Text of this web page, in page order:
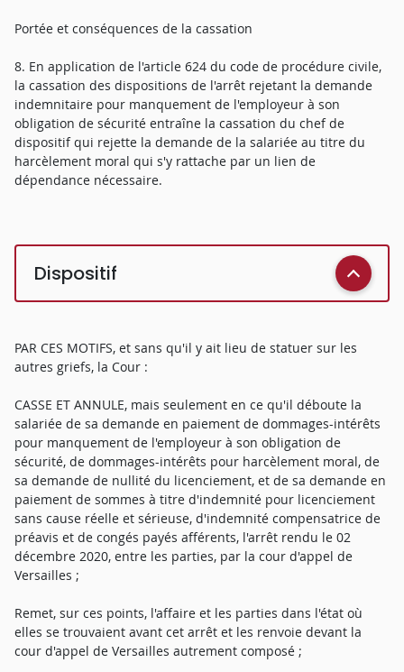
Portée et conséquences de la cassation
8. En application de l'article 624 du code de procédure civile,
la cassation des dispositions de l'arrêt rejetant la demande
indemnitaire pour manquement de l'employeur à son
obligation de sécurité entraîne la cassation du chef de
dispositif qui rejette la demande de la salariée au titre du
harcèlement moral qui s'y rattache par un lien de
dépendance nécessaire.
Dispositif
PAR CES MOTIFS, et sans qu'il y ait lieu de statuer sur les
autres griefs, la Cour :
CASSE ET ANNULE, mais seulement en ce qu'il déboute la
salariée de sa demande en paiement de dommages-intérêts
pour manquement de l'employeur à son obligation de
sécurité, de dommages-intérêts pour harcèlement moral, de
sa demande de nullité du licenciement, et de sa demande en
paiement de sommes à titre d'indemnité pour licenciement
sans cause réelle et sérieuse, d'indemnité compensatrice de
préavis et de congés payés afférents, l'arrêt rendu le 02
décembre 2020, entre les parties, par la cour d'appel de
Versailles ;
Remet, sur ces points, l'affaire et les parties dans l'état où
elles se trouvaient avant cet arrêt et les renvoie devant la
cour d'appel de Versailles autrement composé ;